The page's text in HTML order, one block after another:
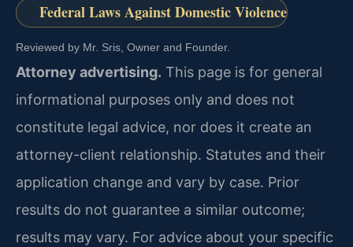
Federal Laws Against Domestic Violence
Reviewed by Mr. Sris, Owner and Founder.
Attorney advertising. This page is for general
informational purposes only and does not
constitute legal advice, nor does it create an
attorney-client relationship. Statutes and their
application change and vary by case. Prior
results do not guarantee a similar outcome;
results may vary. For advice about your specific